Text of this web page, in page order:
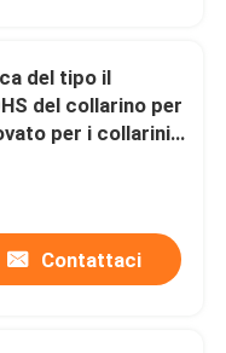
del tipo il
del collarino per
per i collarini
di 13.2mm
Contattaci